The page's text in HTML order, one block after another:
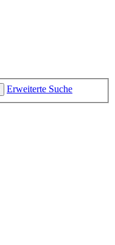
Erweiterte Suche